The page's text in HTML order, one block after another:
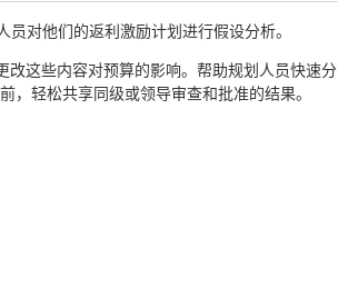
对他们的返利激励计划进行假设分析。
这些内容对预算的影响。帮助规划人员快速分
轻松共享同级或领导审查和批准的结果。